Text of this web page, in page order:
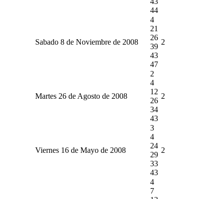
44
Sabado 8 de Noviembre de 2008
4
21
26
39
43
47
2
Martes 26 de Agosto de 2008
2
4
12
26
34
43
2
Viernes 16 de Mayo de 2008
3
4
24
29
33
43
2
4
7